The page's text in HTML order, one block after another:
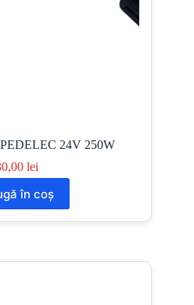
24V 250W
lei
în coș